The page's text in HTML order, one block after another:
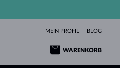
MEIN PROFIL BLOG
WARENKORB